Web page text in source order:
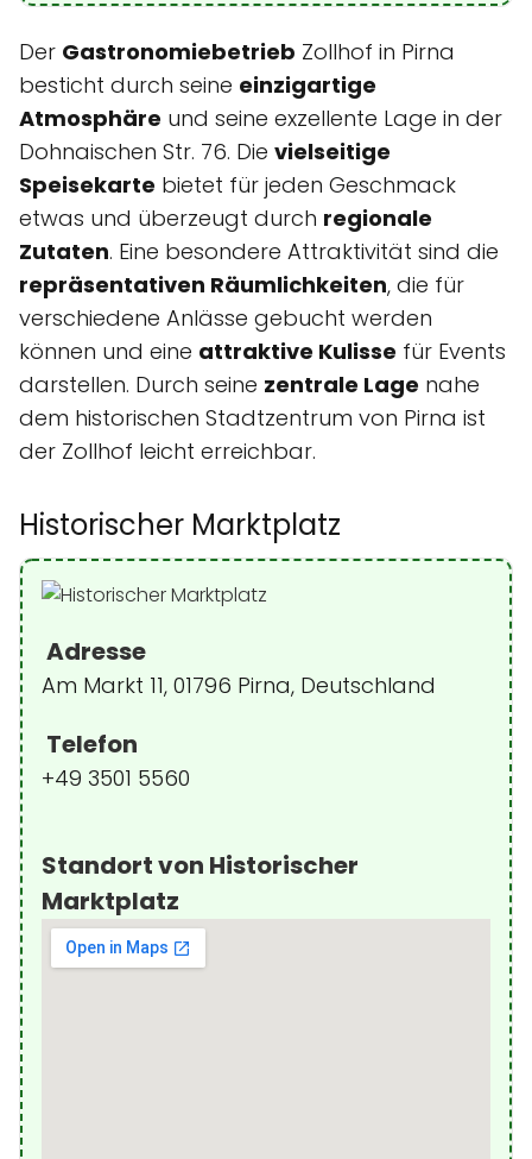
Der Gastronomiebetrieb Zollhof in Pirna
besticht durch seine einzigartige
Atmosphäre und seine exzellente Lage in der
Dohnaischen Str. 76. Die vielseitige
Speisekarte bietet für jeden Geschmack
etwas und überzeugt durch regionale
Zutaten. Eine besondere Attraktivität sind die
repräsentativen Räumlichkeiten, die für
verschiedene Anlässe gebucht werden
können und eine attraktive Kulisse für Events
darstellen. Durch seine zentrale Lage nahe
dem historischen Stadtzentrum von Pirna ist
der Zollhof leicht erreichbar.
Historischer Marktplatz
Adresse
Am Markt 11, 01796 Pirna, Deutschland
Telefon
+49 3501 5560
Standort von Historischer
Marktplatz